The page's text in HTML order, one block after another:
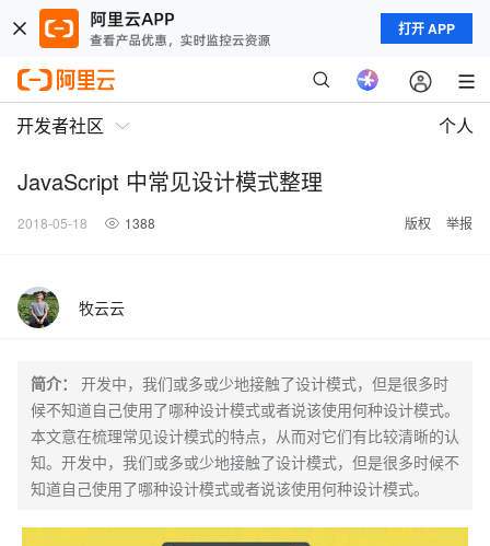
打开 APP
开发者社区 个人
JavaScript 中常见设计模式整理
2018-05-18 1388 版权 举报
牧云云
简介：
开发中，我们或多或少地接触了设计模式，但是很多时
候不知道自己使用了哪种设计模式或者说该使用何种设计模式。
本文意在梳理常见设计模式的特点，从而对它们有比较清晰的认
知。开发中，我们或多或少地接触了设计模式，但是很多时候不
知道自己使用了哪种设计模式或者说该使用何种设计模式。